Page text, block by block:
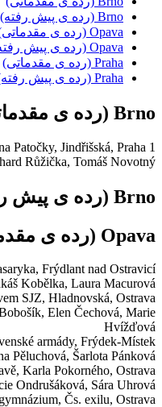
Brno (رده ی پیش رفته)
Opava (رده ی مقدماتی)
Opava (رده ی پیش رفته)
Praha (رده ی مقدماتی)
Praha (رده ی پیش رفته)
Brno (رده ی
Patočky, Jindřišská, Praha 1
Růžička, Tomáš Novotný
Brno (رده ی پیش
Opava (رده ی
Frýdlant nad Ostravicí
Kobělka, Laura Macurová
SJZ, Hladnovská, Ostrava
Elen Čechová, Marie
Hvížďová
armády, Frýdek-Místek
Pěluchová, Šarlota Pánková
Karla Pokorného, Ostrava
Ondrušáková, Sára Uhrová
Čs. exilu, Ostrava